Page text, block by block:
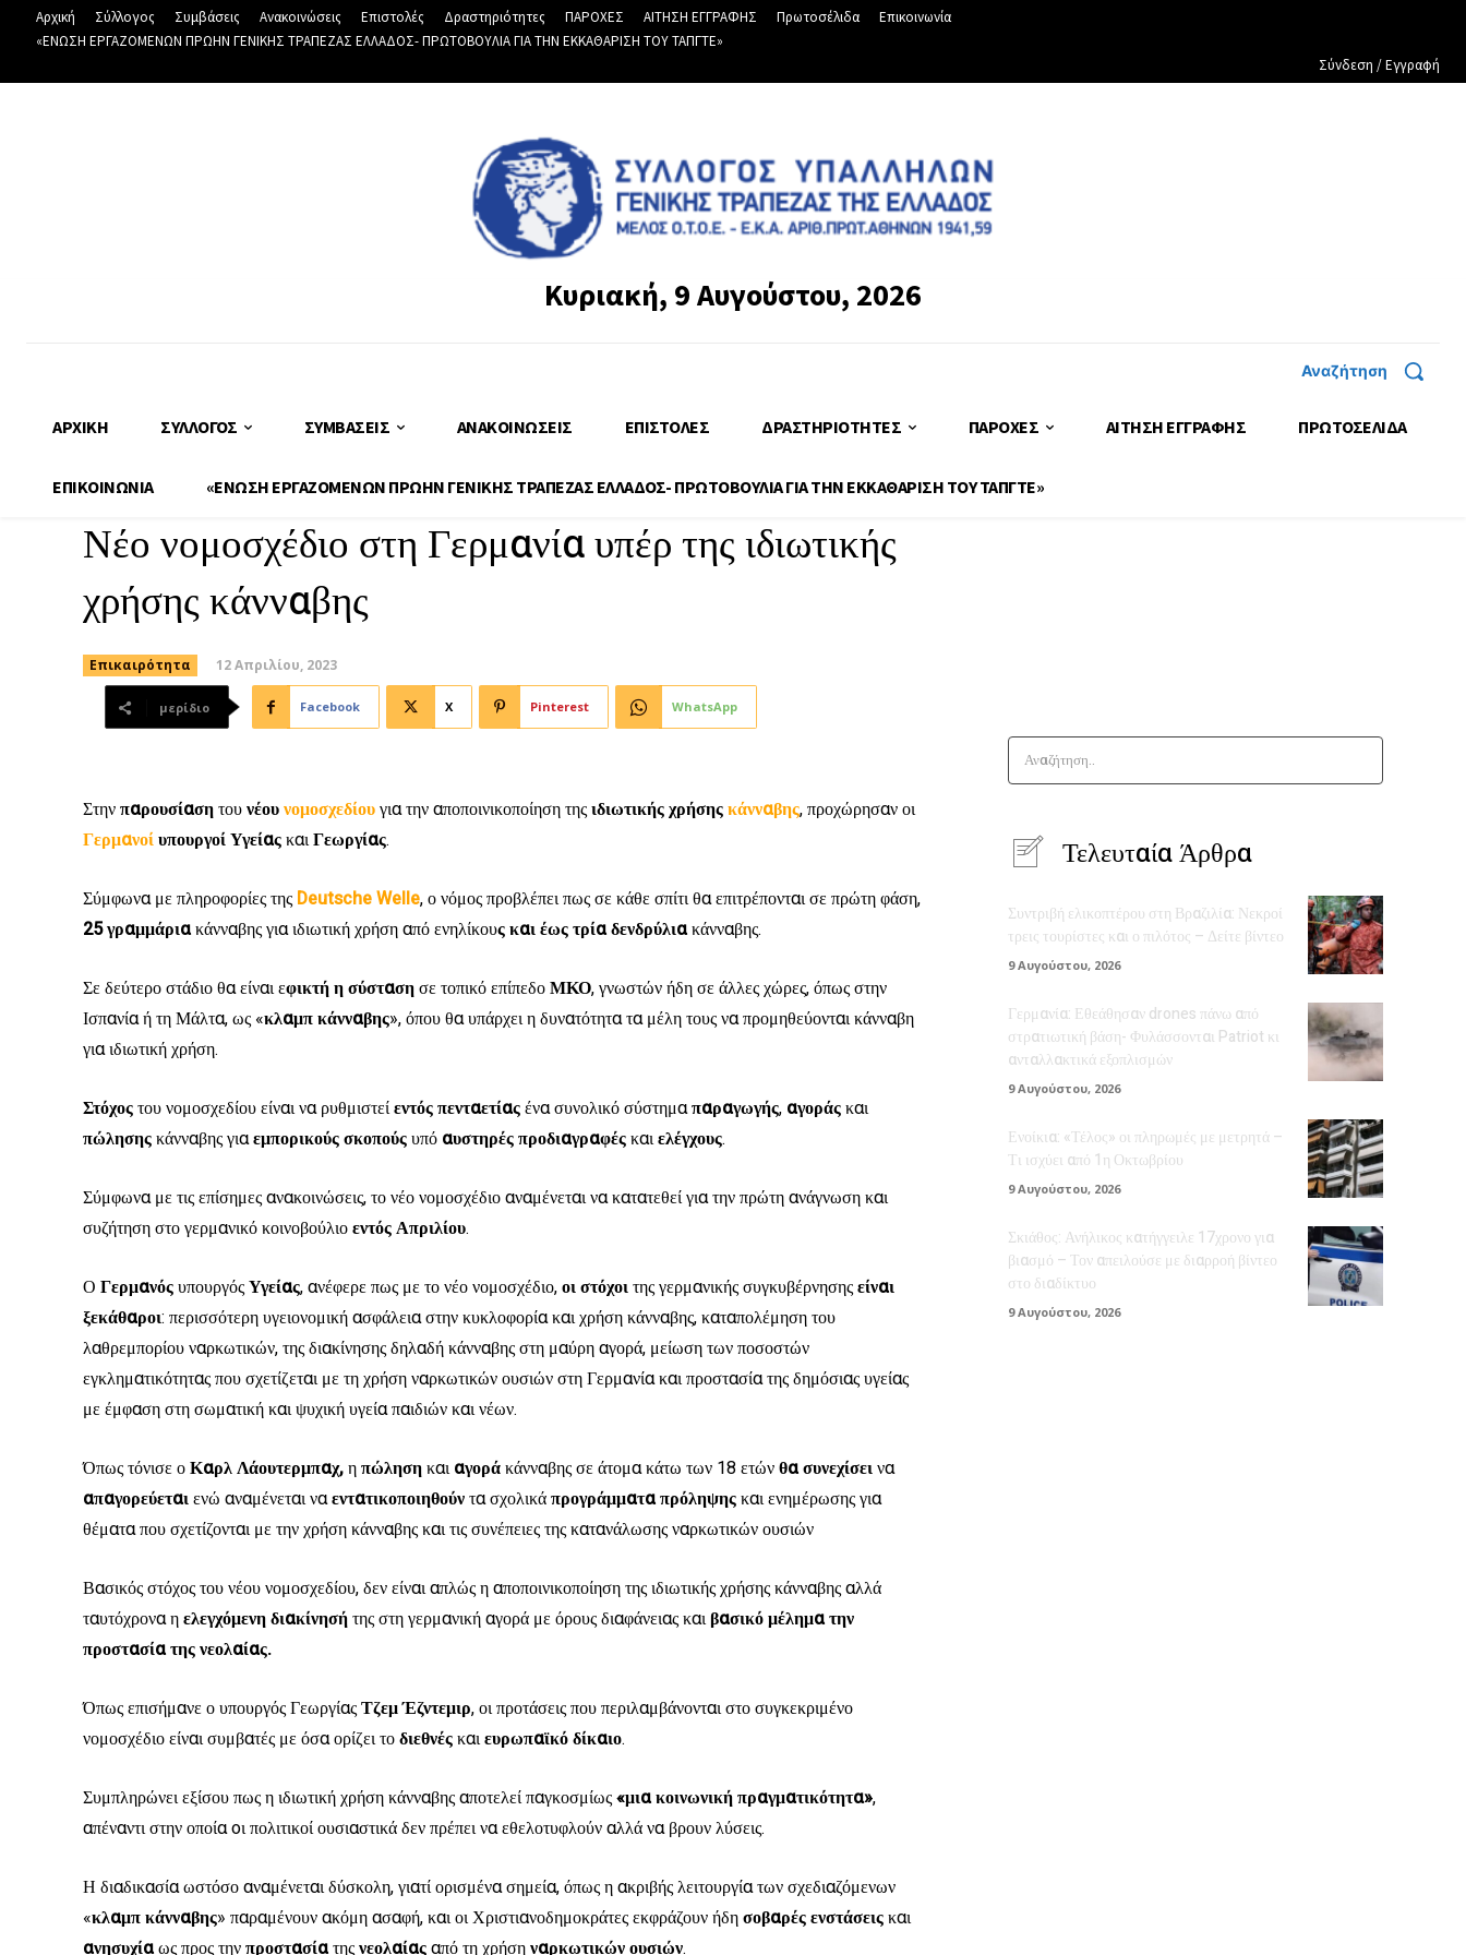
Αρχική Σύλλογος Συμβάσεις Ανακοινώσεις Επιστολές Δραστηριότητες ΠΑΡΟΧΕΣ ΑΙΤΗΣΗ ΕΓΓΡΑΦΗΣ Πρωτοσέλιδα
Επικοινωνία
«ΕΝΩΣΗ ΕΡΓΑΖΟΜΕΝΩΝ ΠΡΩΗΝ ΓΕΝΙΚΗΣ ΤΡΑΠΕΖΑΣ ΕΛΛΑΔΟΣ- ΠΡΩΤΟΒΟΥΛΙΑ ΓΙΑ ΤΗΝ ΕΚΚΑΘΑΡΙΣΗ ΤΟΥ ΤΑΠΓΤΕ»
Σύνδεση / Εγγραφή
Κυριακή, 9 Αυγούστου, 2026
Αναζήτηση
ΑΡΧΙΚΉ ΣΎΛΛΟΓΟΣ ΣΥΜΒΆΣΕΙΣ ΑΝΑΚΟΙΝΏΣΕΙΣ ΕΠΙΣΤΟΛΈΣ ΔΡΑΣΤΗΡΙΌΤΗΤΕΣ ΠΑΡΟΧΕΣ ΑΙΤΗΣΗ ΕΓΓΡΑΦΗΣ ΠΡΩΤΟΣΈΛΙΔΑ
ΕΠΙΚΟΙΝΩΝΊΑ «ΕΝΩΣΗ ΕΡΓΑΖΟΜΕΝΩΝ ΠΡΩΗΝ ΓΕΝΙΚΗΣ ΤΡΑΠΕΖΑΣ ΕΛΛΑΔΟΣ- ΠΡΩΤΟΒΟΥΛΙΑ ΓΙΑ ΤΗΝ ΕΚΚΑΘΑΡΙΣΗ ΤΟΥ ΤΑΠΓΤΕ»
Νέο νομοσχέδιο στη Γερμανία υπέρ της ιδιωτικής
χρήσης κάνναβης
Επικαιρότητα 12 Απριλίου, 2023
μερίδιο Facebook X Pinterest WhatsApp
Στηνπαρουσίασητουνέουνομοσχεδίουγια την αποποινικοποίηση τηςιδιωτικήςχρήσηςκάνναβης, προχώρησαν οι
ΓερμανοίυπουργοίΥγείαςκαιΓεωργίας.
Σύμφωνα με πληροφορίες τηςDeutsche Welle, ο νόμος προβλέπει πως σε κάθε σπίτι θα επιτρέπονται σε πρώτη φάση,
25 γραμμάριακάνναβης για ιδιωτική χρήση από ενηλίκους και έως τρία δενδρύλιακάνναβης.
Σε δεύτερο στάδιο θα είναι εφικτή η σύστασησε τοπικό επίπεδοΜΚΟ, γνωστών ήδη σε άλλες χώρες, όπως στην
Ισπανία ή τη Μάλτα, ως «κλαμπκάνναβης», όπου θα υπάρχει η δυνατότητα τα μέλη τους να προμηθεύονται κάνναβη
για ιδιωτική χρήση.
Στόχοςτου νομοσχεδίου είναι να ρυθμιστείεντός πενταετίαςένα συνολικό σύστημαπαραγωγής, αγοράςκαι
πώλησηςκάνναβης γιαεμπορικούςσκοπούςυπό αυστηρέςπροδιαγραφέςκαιελέγχους.
Σύμφωνα με τις επίσημες ανακοινώσεις, το νέο νομοσχέδιο αναμένεται να κατατεθεί για την πρώτη ανάγνωση και
συζήτηση στο γερμανικό κοινοβούλιοεντός Απριλίου.
Ο ΓερμανόςυπουργόςΥγείας, ανέφερε πως με το νέο νομοσχέδιο,οι στόχοιτης γερμανικής συγκυβέρνησηςείναι
ξεκάθαροι: περισσότερη υγειονομική ασφάλεια στην κυκλοφορία και χρήση κάνναβης, καταπολέμηση του
λαθρεμπορίου ναρκωτικών, της διακίνησης δηλαδή κάνναβης στη μαύρη αγορά, μείωση των ποσοστών
εγκληματικότητας που σχετίζεται με τη χρήση ναρκωτικών ουσιών στη Γερμανία και προστασία της δημόσιας υγείας
με έμφαση στη σωματική και ψυχική υγεία παιδιών και νέων.
Όπως τόνισε οΚαρλ Λάουτερμπαχ,ηπώλησηκαιαγοράκάνναβης σε άτομα κάτω των 18 ετώνθα συνεχίσεινα
απαγορεύεταιενώ αναμένεται ναεντατικοποιηθούντα σχολικάπρογράμματα πρόληψηςκαι ενημέρωσης για
θέματα που σχετίζονται με την χρήση κάνναβης και τις συνέπειες της κατανάλωσης ναρκωτικών ουσιών
Βασικός στόχος του νέου νομοσχεδίου, δεν είναι απλώς η αποποινικοποίηση της ιδιωτικής χρήσης κάνναβης αλλά
ταυτόχρονα ηελεγχόμενηδιακίνησήτης στη γερμανική αγορά με όρους διαφάνειας καιβασικό μέλημα την
προστασία της νεολαίας.
Όπως επισήμανε ο υπουργός ΓεωργίαςΤζεμΈζντεμιρ, οι προτάσεις που περιλαμβάνονται στο συγκεκριμένο
νομοσχέδιο είναι συμβατές με όσα ορίζει τοδιεθνέςκαιευρωπαϊκόδίκαιο.
Συμπληρώνει εξίσου πως η ιδιωτική χρήση κάνναβης αποτελεί παγκοσμίως«μια κοινωνική πραγματικότητα»,
απέναντι στην οποία oι πολιτικοί ουσιαστικά δεν πρέπει να εθελοτυφλούν αλλά να βρουν λύσεις.
Η διαδικασία ωστόσο αναμένεται δύσκολη, γιατί ορισμένα σημεία, όπως η ακριβής λειτουργία των σχεδιαζόμενων
«κλαμπ κάνναβης» παραμένουν ακόμη ασαφή, και οι Χριστιανοδημοκράτες εκφράζουν ήδησοβαρέςενστάσειςκαι
ανησυχίαως προς τηνπροστασίατηςνεολαίαςαπό τη χρήσηναρκωτικών ουσιών.
Αναζήτηση..
Τελευταία Άρθρα
Συντριβή ελικοπτέρου στη Βραζιλία: Νεκροί
τρεις τουρίστες και ο πιλότος – Δείτε βίντεο
9 Αυγούστου, 2026
Γερμανία: Εθεάθησαν drones πάνω από
στρατιωτική βάση- Φυλάσσονται Patriot κι
ανταλλακτικά εξοπλισμών
9 Αυγούστου, 2026
Ενοίκια: «Τέλος» οι πληρωμές με μετρητά –
Τι ισχύει από 1η Οκτωβρίου
9 Αυγούστου, 2026
Σκιάθος: Ανήλικος κατήγγειλε 17χρονο για
βιασμό – Τον απειλούσε με διαρροή βίντεο
στο διαδίκτυο
9 Αυγούστου, 2026